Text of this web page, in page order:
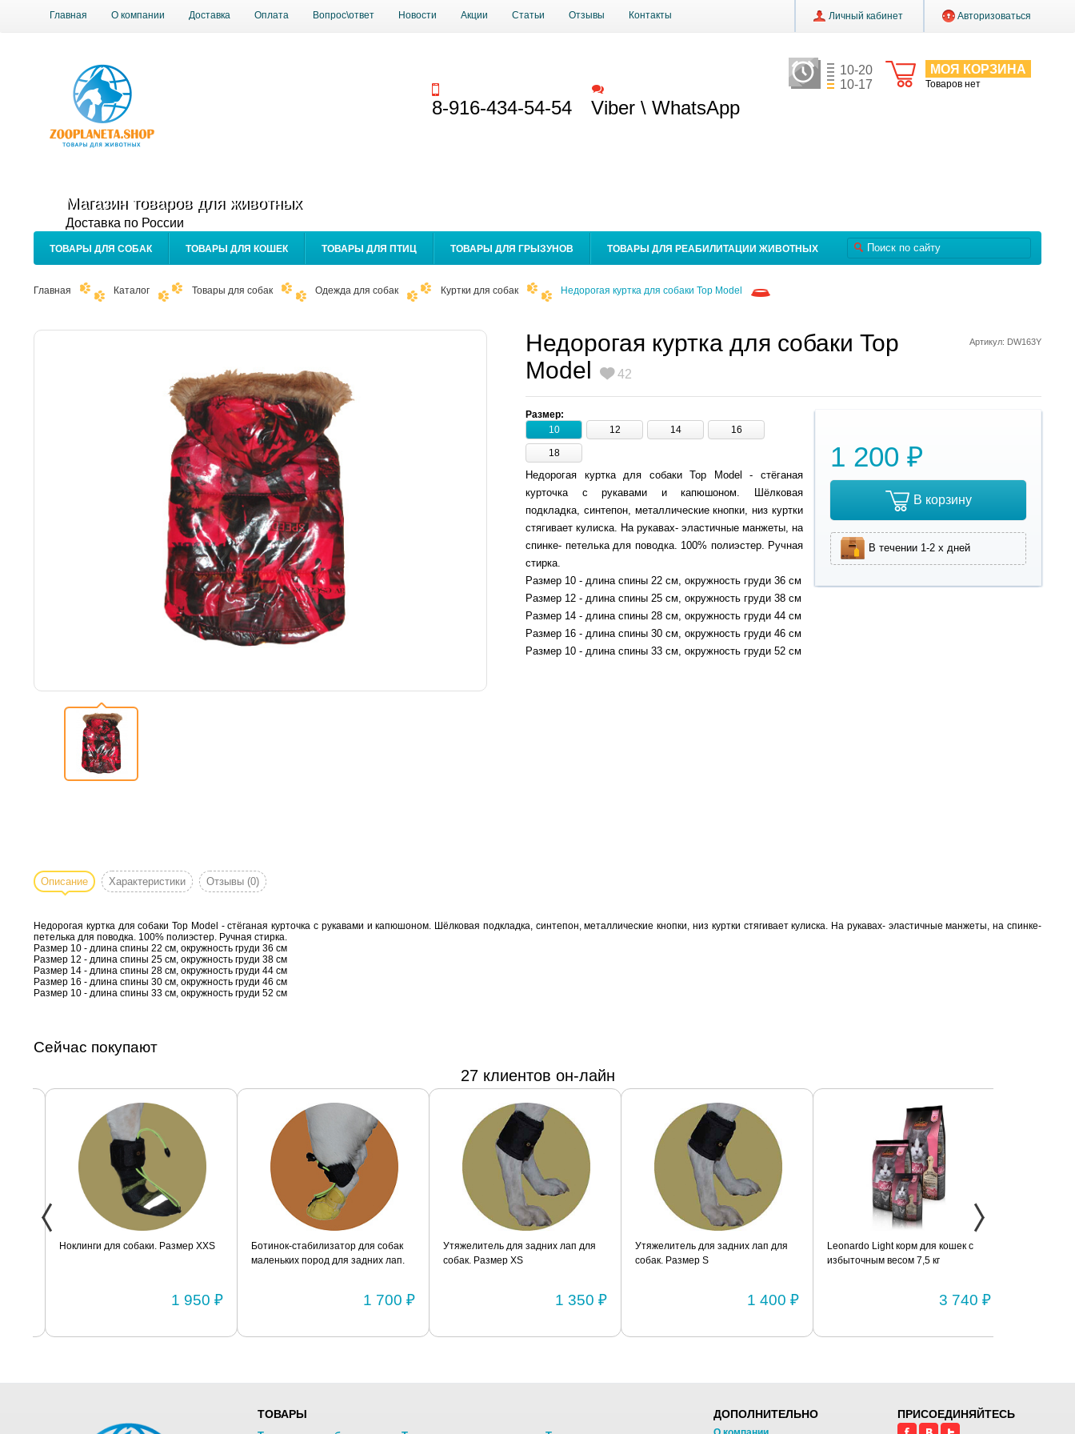
Главная О компании Доставка Оплата Вопрос\ответ Новости Акции Статьи Отзывы Контакты Личный кабинет Авторизоваться
МОЯ КОРЗИНА
Товаров нет
10-20
10-17
Магазин товаров для животных
Доставка по России
8-916-434-54-54 Viber \ WhatsApp
ТОВАРЫ ДЛЯ СОБАК ТОВАРЫ ДЛЯ КОШЕК ТОВАРЫ ДЛЯ ПТИЦ ТОВАРЫ ДЛЯ ГРЫЗУНОВ ТОВАРЫ ДЛЯ РЕАБИЛИТАЦИИ ЖИВОТНЫХ
Главная Каталог Товары для собак Одежда для собак Куртки для собак Недорогая куртка для собаки Top Model
Артикул: DW163Y
Недорогая куртка для собаки Top
Model
42
Размер:
10
12 14 16
18 1 200 ₽
В корзину
В течении 1-2 х дней
Недорогая куртка для собаки Top Model - стёганая
курточка с рукавами и капюшоном. Шёлковая
подкладка, синтепон, металлические кнопки, низ куртки
стягивает кулиска. На рукавах- эластичные манжеты, на
спинке- петелька для поводка. 100% полиэстер. Ручная
стирка.
Размер 10 - длина спины 22 см, окружность груди 36 см
Размер 12 - длина спины 25 см, окружность груди 38 см
Размер 14 - длина спины 28 см, окружность груди 44 см
Размер 16 - длина спины 30 см, окружность груди 46 см
Размер 10 - длина спины 33 см, окружность груди 52 см
Описание Характеристики Отзывы (0)
Недорогая куртка для собаки Top Model - стёганая курточка с рукавами и капюшоном. Шёлковая подкладка, синтепон, металлические кнопки, низ куртки стягивает кулиска. На рукавах- эластичные манжеты, на спинке-
петелька для поводка. 100% полиэстер. Ручная стирка.
Размер 10 - длина спины 22 см, окружность груди 36 см
Размер 12 - длина спины 25 см, окружность груди 38 см
Размер 14 - длина спины 28 см, окружность груди 44 см
Размер 16 - длина спины 30 см, окружность груди 46 см
Размер 10 - длина спины 33 см, окружность груди 52 см
Сейчас покупают
27 клиентов он-лайн
Ноклинги для собаки. Размер XXS
1 950 ₽
Ботинок-стабилизатор для собак
маленьких пород для задних лап.
1 700 ₽
Утяжелитель для задних лап для
собак. Размер XS
1 350 ₽
Утяжелитель для задних лап для
собак. Размер S
1 400 ₽
Leonardo Light корм для кошек с
избыточным весом 7,5 кг
3 740 ₽
ТОВАРЫ ДОПОЛНИТЕЛЬНО ПРИСОЕДИНЯЙТЕСЬ